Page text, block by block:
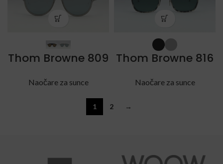
Thom Browne 809
Naočare za sunce
Thom Browne 816
Naočare za sunce
1 2 →